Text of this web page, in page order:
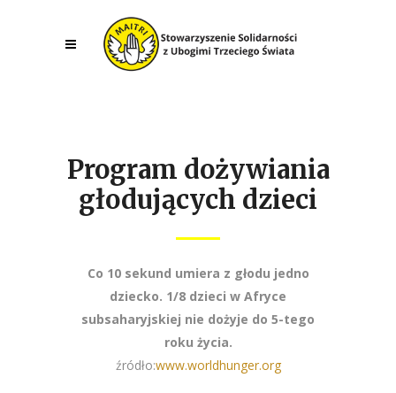
Program dożywiania
głodujących dzieci
Co 10 sekund umiera z głodu jedno
dziecko. 1/8 dzieci w Afryce
subsaharyjskiej nie dożyje do 5-tego
roku życia.
źródło:www.worldhunger.org